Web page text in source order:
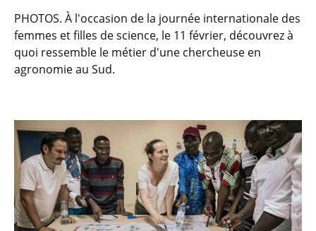
PHOTOS. À l'occasion de la journée internationale des
femmes et filles de science, le 11 février, découvrez à
quoi ressemble le métier d'une chercheuse en
agronomie au Sud.